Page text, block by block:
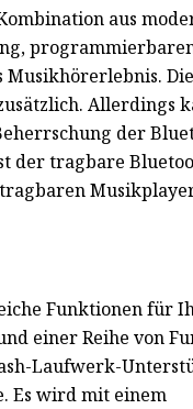
aus
Musikhörerlebnis.
Allerdings
der
der tragbare
Funktionen für
einer Reihe von
Laufwerk-
Es wird mit einem